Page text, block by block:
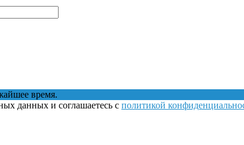
время.
данных и соглашаетесь с политикой